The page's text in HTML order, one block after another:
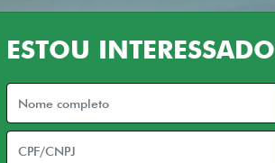
ESTOU INTERESSADO